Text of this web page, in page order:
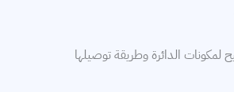
لمكونات الدائرة وطريقة توصيلها